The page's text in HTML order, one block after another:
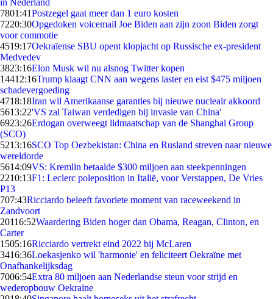
in Nederland
7801:41Postzegel gaat meer dan 1 euro kosten
7220:30Opgedoken voicemail Joe Biden aan zijn zoon Biden zorgt
voor commotie
4519:17Oekraïense SBU opent klopjacht op Russische ex-president
Medvedev
3823:16Elon Musk wil nu alsnog Twitter kopen
14412:16Trump klaagt CNN aan wegens laster en eist $475 miljoen
schadevergoeding
4718:18Iran wil Amerikaanse garanties bij nieuwe nucleair akkoord
5613:22'VS zal Taiwan verdedigen bij invasie van China'
6923:26Erdogan overweegt lidmaatschap van de Shanghai Group
(SCO)
5213:16SCO Top Oezbekistan: China en Rusland streven naar nieuwe
wereldorde
5614:09VS: Kremlin betaalde $300 miljoen aan steekpenningen
2210:13F1: Leclerc poleposition in Italië, voor Verstappen, De Vries
P13
707:43Ricciardo beleeft favoriete moment van raceweekend in
Zandvoort
20116:52Waardering Biden hoger dan Obama, Reagan, Clinton, en
Carter
1505:16Ricciardo vertrekt eind 2022 bij McLaren
3416:36Loekasjenko wil 'harmonie' en feliciteert Oekraïne met
Onafhankelijksdag
7006:54Extra 80 miljoen aan Nederlandse steun voor strijd en
wederopbouw Oekraïne